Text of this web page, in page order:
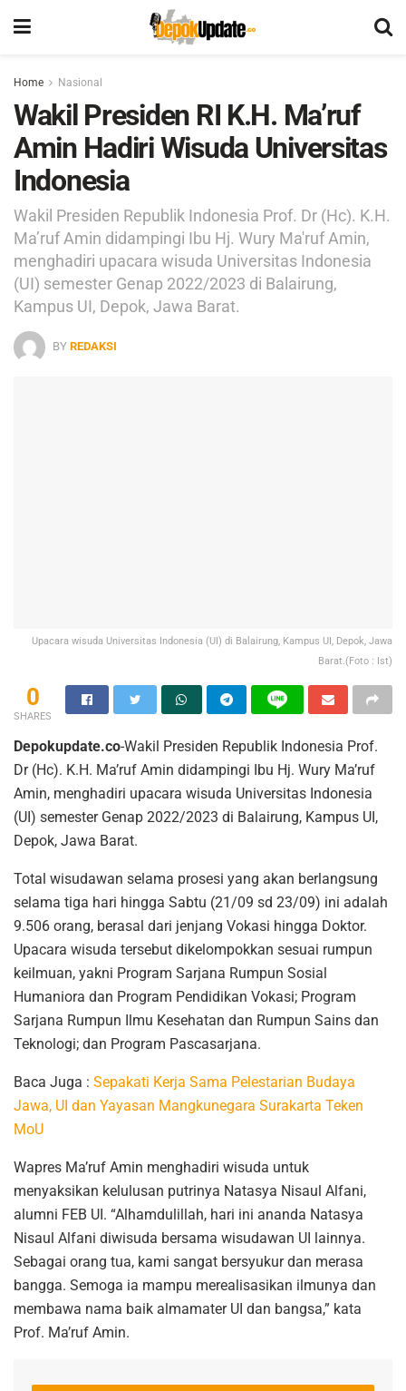
Home Nasional
Wakil Presiden RI K.H. Ma’ruf
Amin Hadiri Wisuda Universitas
Indonesia
Wakil Presiden Republik Indonesia Prof. Dr (Hc). K.H.
Ma’ruf Amin didampingi Ibu Hj. Wury Ma'ruf Amin,
menghadiri upacara wisuda Universitas Indonesia
(UI) semester Genap 2022/2023 di Balairung,
Kampus UI, Depok, Jawa Barat.
BY REDAKSI
Upacara wisuda Universitas Indonesia (UI) di Balairung, Kampus UI, Depok, Jawa
Barat.(Foto : Ist)
0
SHARES
Depokupdate.co-Wakil Presiden Republik Indonesia Prof.
Dr (Hc). K.H. Ma’ruf Amin didampingi Ibu Hj. Wury Ma’ruf
Amin, menghadiri upacara wisuda Universitas Indonesia
(UI) semester Genap 2022/2023 di Balairung, Kampus UI,
Depok, Jawa Barat.
Total wisudawan selama prosesi yang akan berlangsung
selama tiga hari hingga Sabtu (21/09 sd 23/09) ini adalah
9.506 orang, berasal dari jenjang Vokasi hingga Doktor.
Upacara wisuda tersebut dikelompokkan sesuai rumpun
keilmuan, yakni Program Sarjana Rumpun Sosial
Humaniora dan Program Pendidikan Vokasi; Program
Sarjana Rumpun Ilmu Kesehatan dan Rumpun Sains dan
Teknologi; dan Program Pascasarjana.
Baca Juga : Sepakati Kerja Sama Pelestarian Budaya
Jawa, UI dan Yayasan Mangkunegara Surakarta Teken
MoU
Wapres Ma’ruf Amin menghadiri wisuda untuk
menyaksikan kelulusan putrinya Natasya Nisaul Alfani,
alumni FEB UI. “Alhamdulillah, hari ini ananda Natasya
Nisaul Alfani diwisuda bersama wisudawan UI lainnya.
Sebagai orang tua, kami sangat bersyukur dan merasa
bangga. Semoga ia mampu merealisasikan ilmunya dan
membawa nama baik almamater UI dan bangsa,” kata
Prof. Ma’ruf Amin.